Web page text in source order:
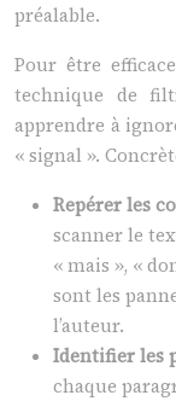
préalable.
Pour être
technique de
apprendre à
« signal ».
Repérer les
scanner le
« mais », «
sont les
l’auteur.
Identifier les
chaque